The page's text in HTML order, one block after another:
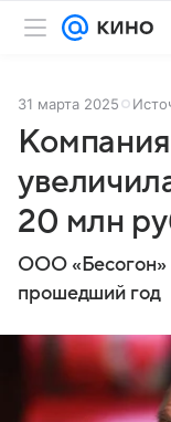
31 марта 2025
20 млн
ООО «Бесогон»
прошедший год